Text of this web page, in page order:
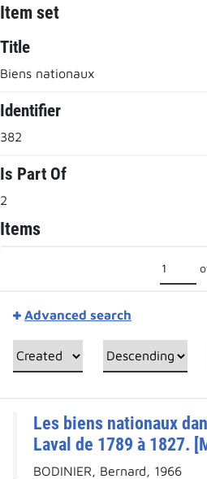
Item set
Title
Biens nationaux
Identifier
382
Is Part Of
2
Items
Advanced search
Les biens nationaux
Laval de 1789 à 1827.
BODINIER, Bernard, 1966